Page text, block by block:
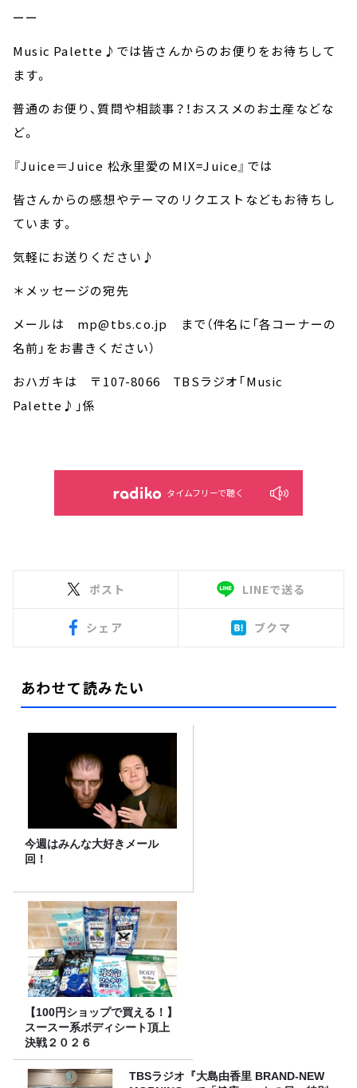
ーー
Music Palette♪では皆さんからのお便りをお待ちして
ます。
普通のお便り、質問や相談事？！おススメのお土産などな
ど。
『Juice＝Juice 松永里愛のMIX=Juice』では
皆さんからの感想やテーマのリクエストなどもお待ちし
ています。
気軽にお送りください♪
＊メッセージの宛先
メールは mp@tbs.co.jp まで（件名に「各コーナーの
名前」をお書きください）
おハガキは 〒107-8066 TBSラジオ「Music
Palette♪」係
タイムフリーで聴く
ポスト LINEで送る
シェア ブクマ
あわせて読みたい
今週はみんな大好きメール
回！
【100円ショップで買える！】
スースー系ボディシート頂上
決戦２０２６
TBSラジオ『大島由香里 BRAND-NEW